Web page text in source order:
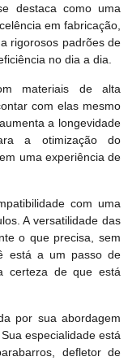
destaca como uma
em fabricação,
rigorosos padrões de
no dia a dia.
materiais de alta
com elas mesmo
a longevidade
a otimização do
uma experiência de
com uma
A versatilidade das
o que precisa, sem
está a um passo de
certeza de que está
por sua abordagem
especialidade está
defletor de